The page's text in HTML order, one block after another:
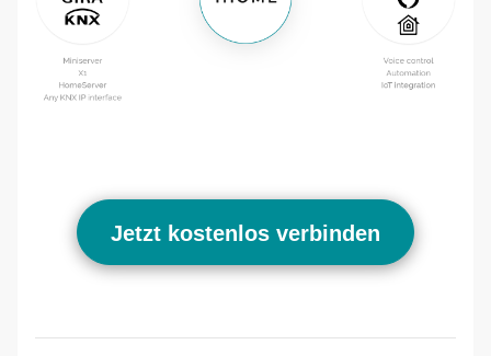
Jetzt kostenlos verbinden